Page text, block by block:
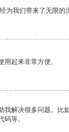
为我们带来了无限的
起来非常方便。
我解决很多问题。比
等。